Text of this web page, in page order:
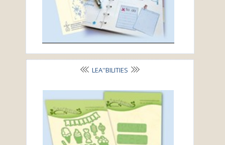
LEA''BILITIES